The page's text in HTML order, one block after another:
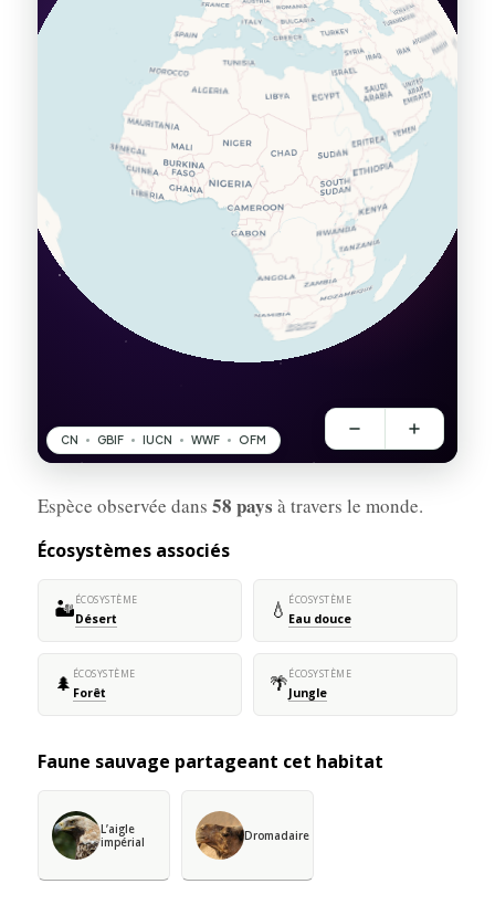
Espèce observée dans 58 pays à travers le monde.
Écosystèmes associés
🏜️ÉCOSYSTÈME
Désert 💧 ÉCOSYSTÈME
Eau douce
🌲 ÉCOSYSTÈME
Forêt 🌴ÉCOSYSTÈME
Jungle
Faune sauvage partageant cet habitat
L’aigle
impérial
Dromadaire